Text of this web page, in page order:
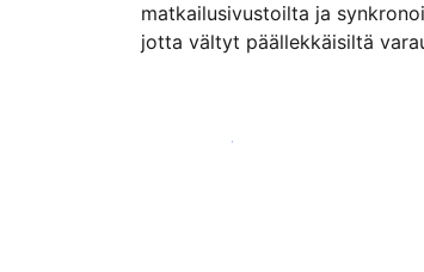
matkailusivustoilta ja
jotta vältyt päällekkäisiltä
Aloita jo tänään